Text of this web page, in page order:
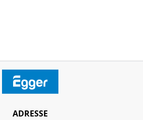
ADRESSE